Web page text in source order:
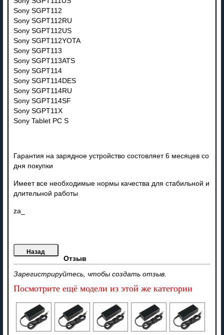
Sony SGPT112
Sony SGPT112RU
Sony SGPT112US
Sony SGPT112YOTA
Sony SGPT113
Sony SGPT113ATS
Sony SGPT114
Sony SGPT114DES
Sony SGPT114RU
Sony SGPT114SF
Sony SGPT11X
Sony Tablet PC S
Гарантия на зарядное устройство состовляет 6 месяцев со
дня покупки
Имеет все необходимые нормы качества для стабильной и
длительной работы
za_
Отзыв
Зарегистрируйтесь, чтобы создать отзыв.
Посмотрите ещё модели из этой же категории